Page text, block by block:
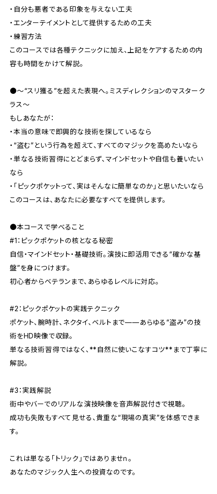
・自分も悪者である印象を与えない工夫
・エンターテイメントとして提供するための工夫
・練習方法
このコースでは各種テクニックに加え、上記をケアするための内
容も時間をかけて解説。
●〜“スリ獲る”を超えた表現へ。ミスディレクションのマスターク
ラス〜
もしあなたが：
・本当の意味で即興的な技術を探しているなら
・“盗む”という行為を超えて、すべてのマジックを高めたいなら
・単なる技術習得にとどまらず、マインドセットや自信も養いたい
なら
・「ピックポケットって、実はそんなに簡単なのか」と思いたいなら
このコースは、あなたに必要なすべてを提供します。
●本コースで学べること
#1：ピックポケットの核となる秘密
自信・マインドセット・基礎技術。演技に即活用できる“確かな基
盤”を身につけます。
初心者からベテランまで、あらゆるレベルに対応。
#2：ピックポケットの実践テクニック
ポケット、腕時計、ネクタイ、ベルトまで——あらゆる“盗み”の技
術をHD映像で収録。
単なる技術習得ではなく、**自然に使いこなすコツ**まで丁寧に
解説。
#3：実践解説
街中やバーでのリアルな演技映像を音声解説付きで視聴。
成功も失敗もすべて見せる、貴重な“現場の真実”を体感できま
す。
これは単なる「トリック」ではありませｎ。
あなたのマジック人生への投資なのです。